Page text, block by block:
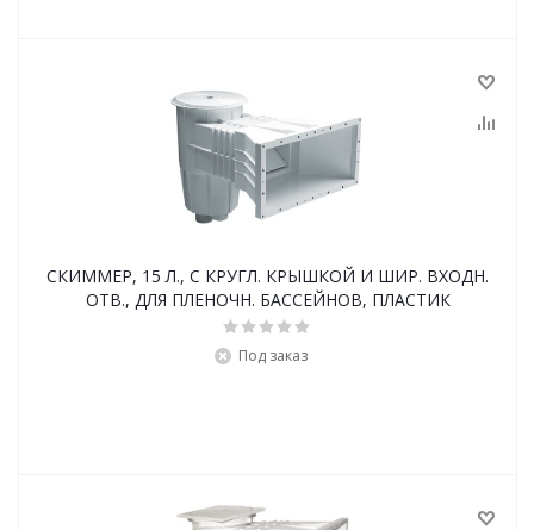
СКИММЕР, 15 Л., С КРУГЛ. КРЫШКОЙ И ШИР. ВХОДН.
ОТВ., ДЛЯ ПЛЕНОЧН. БАССЕЙНОВ, ПЛАСТИК
Под заказ